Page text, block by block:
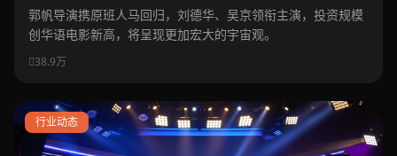
郭帆导演携原班人马回归，刘德华、吴京领衔主演，投资规模
创华语电影新高，将呈现更加宏大的宇宙观。
38.9万
行业动态